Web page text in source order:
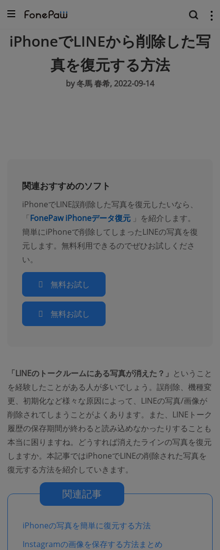
iPhoneでLINEから削除した写
真を復元する方法
by 冬馬 春希, 2022-09-14
関連おすすめのソフト
iPhoneでLINE誤削除した写真を復元したいなら、
「FonePaw iPhoneデータ復元 」を紹介します。
簡単にiPhoneで削除してしまったLINEの写真を復
元します。無料利用できるのでぜひお試しくださ
い。
無料お試し
無料お試し
「LINEのトークルームにある写真が消えた？」 ということ
を経験したことがある人が多いでしょう。誤削除、機種変
更、初期化など様々な原因によって、LINEの写真/画像が
削除されてしまうことがよくあります。また、LINEトーク
履歴の保存期間が終わると読み込めなかったりすることも
本当に困りますね。どうすれば消えたラインの写真を復元
しますか。本記事ではiPhoneでLINEの削除された写真を
復元する方法を紹介していきます。
関連記事
iPhoneの写真を簡単に復元する方法
Instagramの画像を保存する方法まとめ